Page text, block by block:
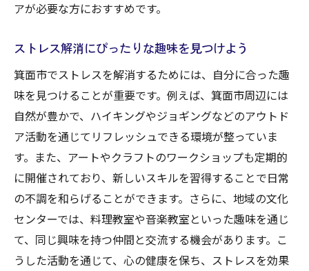
アが必要な方におすすめです。
ストレス解消にぴったりな趣味を見つけよう
箕面市でストレスを解消するためには、自分に合った趣
味を見つけることが重要です。例えば、箕面市周辺には
自然が豊かで、ハイキングやジョギングなどのアウトド
ア活動を通じてリフレッシュできる環境が整っていま
す。また、アートやクラフトのワークショップも定期的
に開催されており、新しいスキルを習得することで日常
の不調を和らげることができます。さらに、地域の文化
センターでは、料理教室や音楽教室といった趣味を通じ
て、同じ興味を持つ仲間と交流する機会があります。こ
うした活動を通じて、心の健康を保ち、ストレスを効果